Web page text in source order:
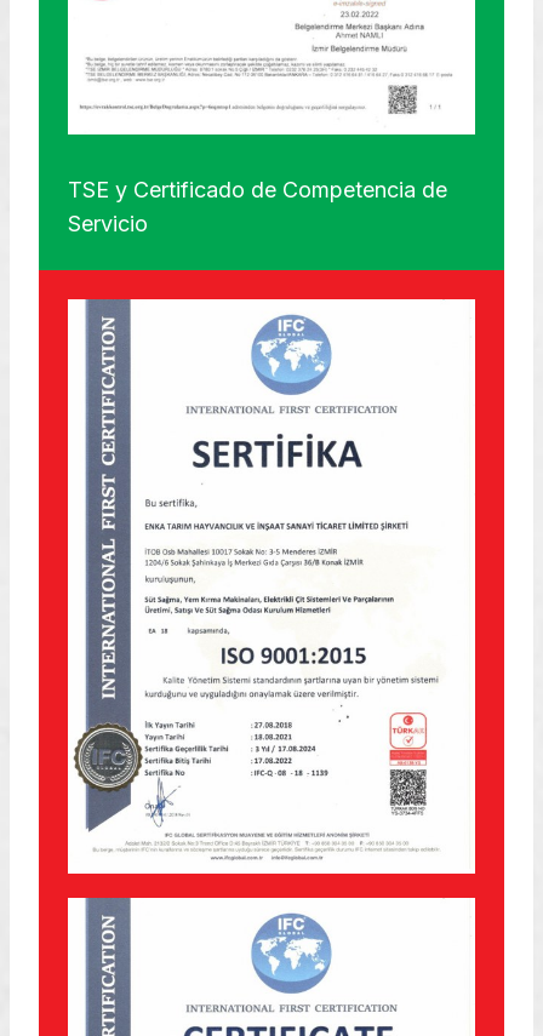
TSE y Certificado de Competencia de
Servicio